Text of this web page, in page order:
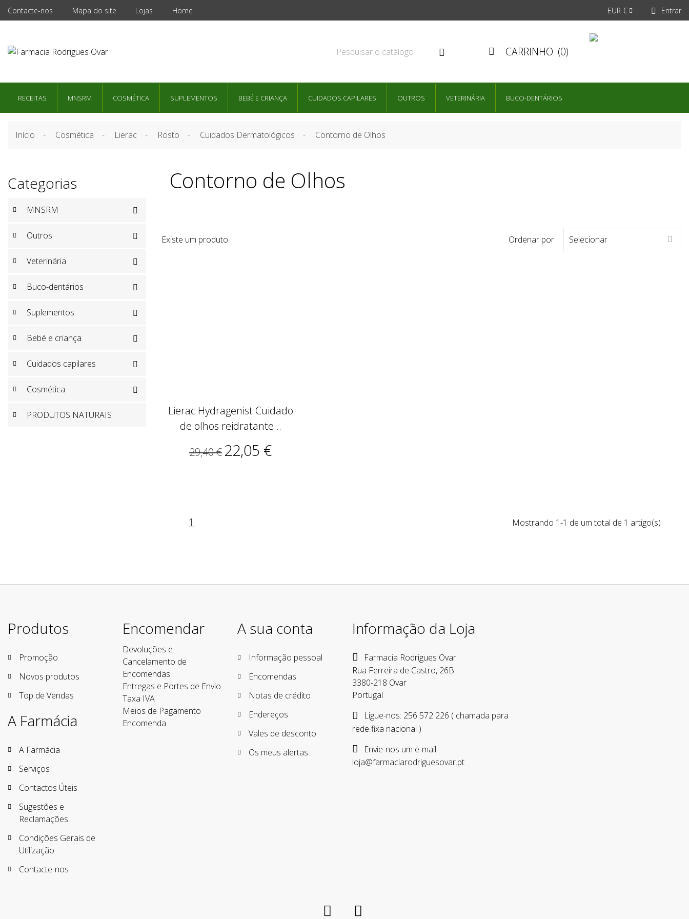
Contacte-nos Mapa do site Lojas Home EUR €   Entrar
  CARRINHO (0)
RECEITAS MNSRM COSMÉTICA SUPLEMENTOS BEBÉ E CRIANÇA CUIDADOS CAPILARES OUTROS VETERINÁRIA BUCO-DENTÁRIOS
Início Cosmética Lierac Rosto Cuidados Dermatológicos Contorno de Olhos
Categorias
MNSRM 
Outros 
Veterinária 
Buco-dentários 
Suplementos 
Bebé e criança 
Cuidados capilares 
Cosmética 
PRODUTOS NATURAIS
Contorno de Olhos
Existe um produto. Ordenar por: Selecionar 
Lierac Hydragenist Cuidado
de olhos reidratante...
29,40 € 22,05 €
Mostrando 1-1 de um total de 1 artigo(s)
1
Produtos
Promoção
Novos produtos
Top de Vendas
A Farmácia
A Farmácia
Serviços
Contactos Úteis
Sugestões e
Reclamações
Condições Gerais de
Utilização
Contacte-nos
Encomendar
Devoluções e
Cancelamento de
Encomendas
Entregas e Portes de Envio
Taxa IVA
Meios de Pagamento
Encomenda
A sua conta
Informação pessoal
Encomendas
Notas de crédito
Endereços
Vales de desconto
Os meus alertas
Informação da Loja
Farmacia Rodrigues Ovar
Rua Ferreira de Castro, 26B
3380-218 Ovar
Portugal
Ligue-nos: 256 572 226 ( chamada para
rede fixa nacional )
Envie-nos um e-mail:
loja@farmaciarodriguesovar.pt